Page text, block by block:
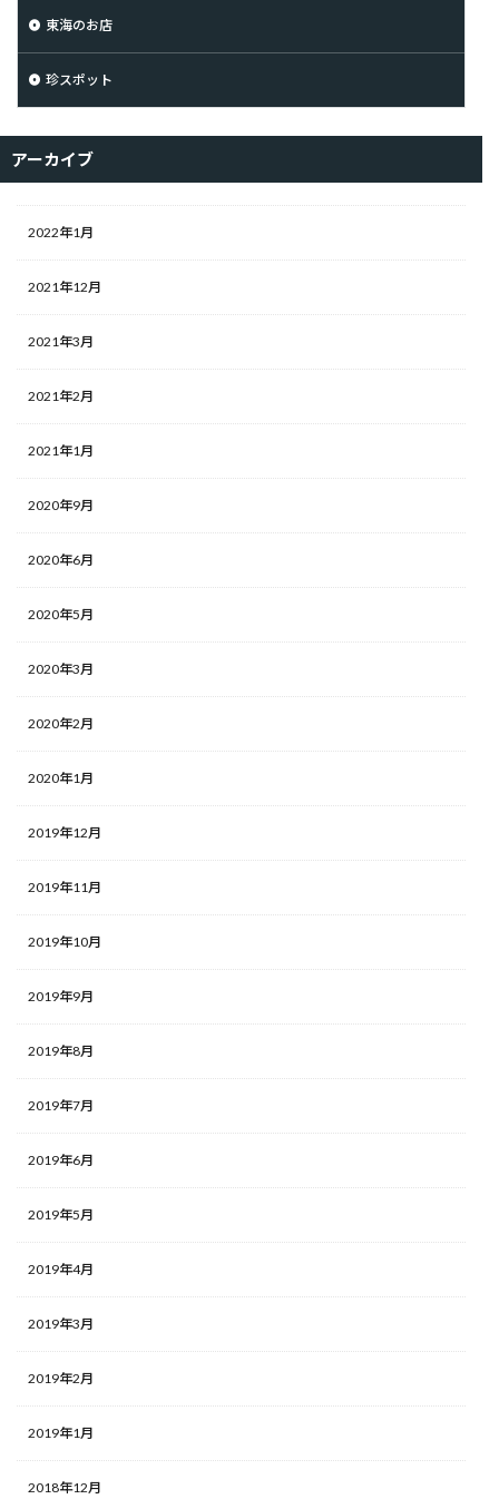
東海のお店
珍スポット
アーカイブ
2022年1月
2021年12月
2021年3月
2021年2月
2021年1月
2020年9月
2020年6月
2020年5月
2020年3月
2020年2月
2020年1月
2019年12月
2019年11月
2019年10月
2019年9月
2019年8月
2019年7月
2019年6月
2019年5月
2019年4月
2019年3月
2019年2月
2019年1月
2018年12月